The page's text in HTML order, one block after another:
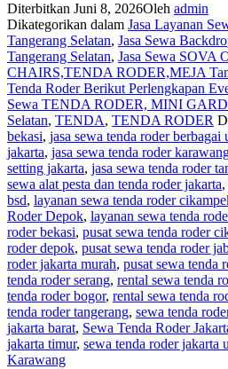
Diterbitkan Juni 8, 2026Oleh admin
Dikategorikan dalam Jasa Layanan
Tangerang Selatan, Jasa Sewa
Tangerang Selatan, Jasa Sewa SOVA
CHAIRS,TENDA RODER,MEJA
Tenda Roder Berikut Perlengkapan
Sewa TENDA RODER, MINI
Selatan, TENDA, TENDA RODER
bekasi, jasa sewa tenda roder berbagai
jakarta, jasa sewa tenda roder
setting jakarta, jasa sewa tenda roder
sewa alat pesta dan tenda roder jakarta,
bsd, layanan sewa tenda roder
Roder Depok, layanan sewa tenda
roder bekasi, pusat sewa tenda roder
roder depok, pusat sewa tenda roder
roder jakarta murah, pusat sewa tenda
tenda roder serang, rental sewa tenda
tenda roder bogor, rental sewa tenda
tenda roder tangerang, sewa tenda
jakarta barat, Sewa Tenda Roder
jakarta timur, sewa tenda roder jakarta
Karawang